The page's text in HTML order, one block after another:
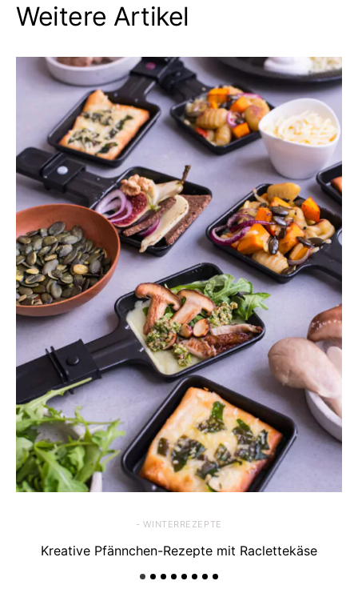
Weitere Artikel
- WINTERREZEPTE
Kreative Pfännchen-Rezepte mit Raclettekäse